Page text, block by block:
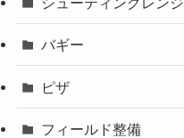
バギー
ピザ
フィールド整備